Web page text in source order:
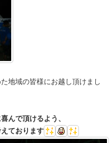
地域の皆様にお越し頂けまし
んで頂けるよう、
ております